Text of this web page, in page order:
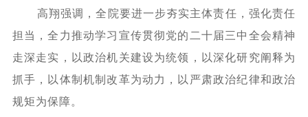
高翔强调，全院要进一步夯实主体责任，强化责任
担当，全力推动学习宣传贯彻党的二十届三中全会精神
走深走实，以政治机关建设为统领，以深化研究阐释为
抓手，以体制机制改革为动力，以严肃政治纪律和政治
规矩为保障。